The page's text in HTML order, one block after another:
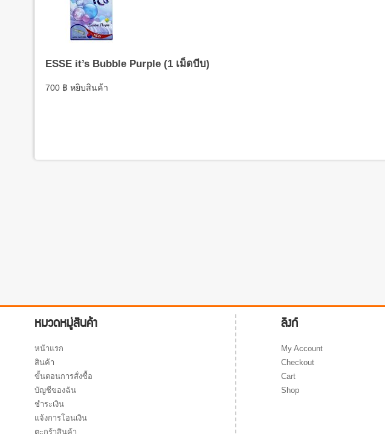
ESSE it’s Bubble Purple (1 เม็ดบีบ)
700 ฿ หยิบสินค้า
หมวดหมู่สินค้า
หน้าแรก
สินค้า
ขั้นตอนการสั่งซื้อ
บัญชีของฉัน
ชำระเงิน
แจ้งการโอนเงิน
ตะกร้าสินค้า
ลิงก์
My Account
Checkout
Cart
Shop